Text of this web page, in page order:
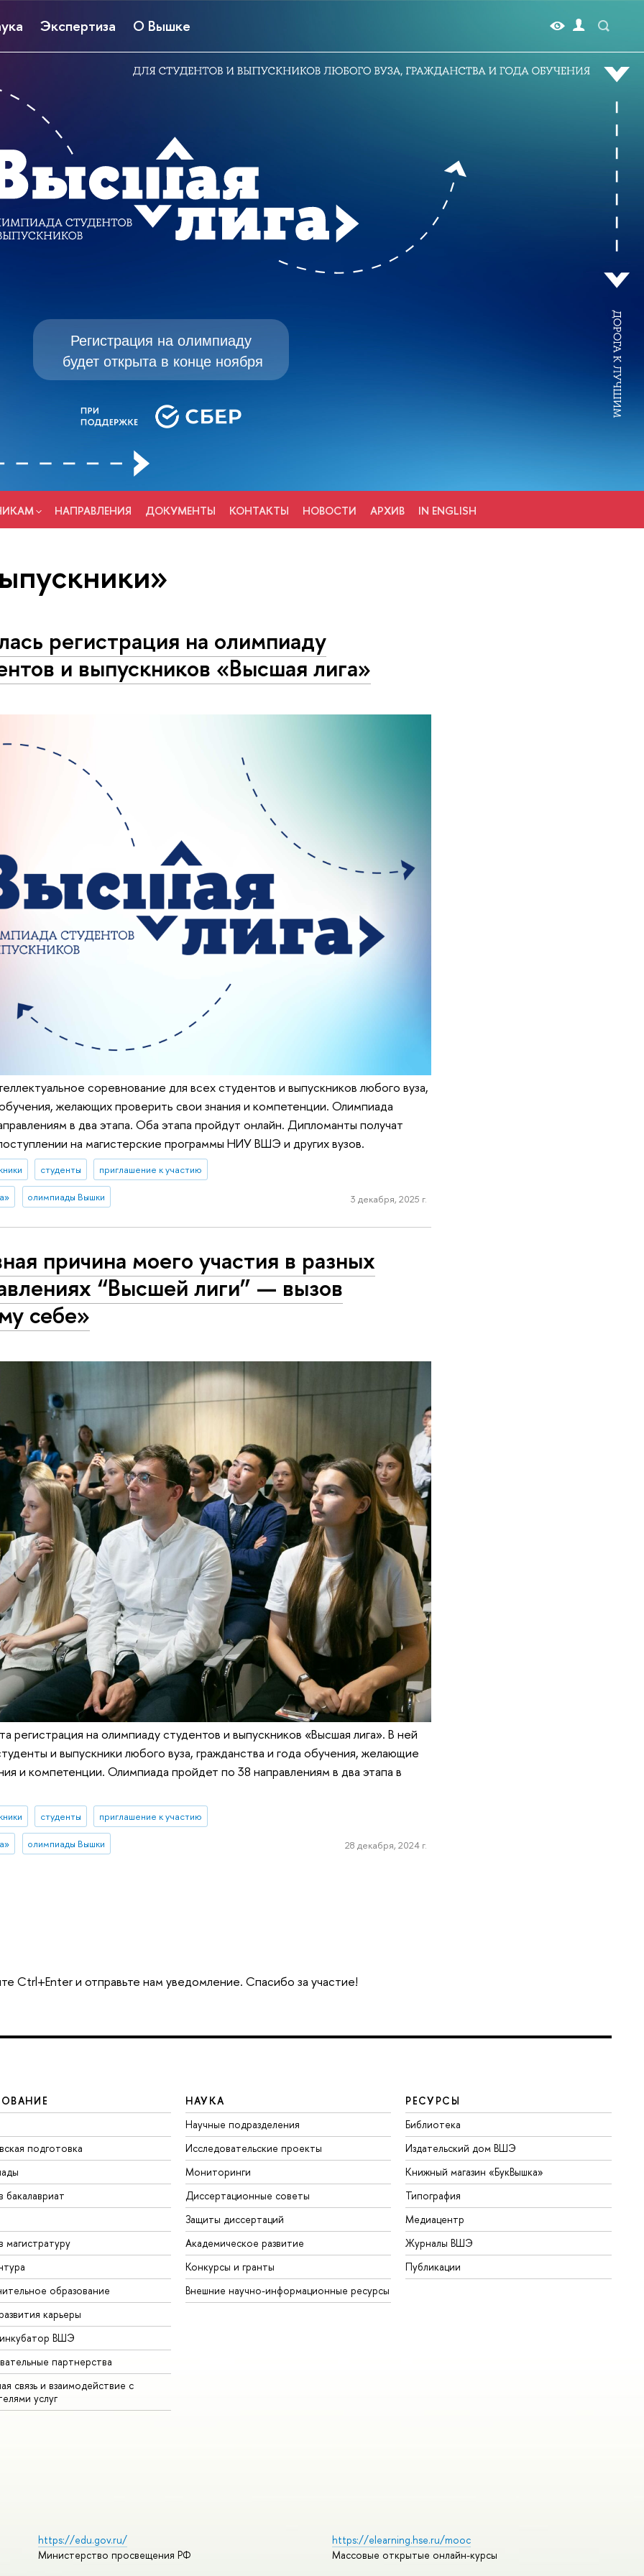
Экспертиза О Вышке
Регистрация на олимпиаду
будет открыта в конце ноября
НАПРАВЛЕНИЯ ДОКУМЕНТЫ КОНТАКТЫ НОВОСТИ АРХИВ IN ENGLISH
регистрация на олимпиаду
и выпускников «Высшая лига»
соревнование для всех студентов и выпускников любого вуза,
желающих проверить свои знания и компетенции. Олимпиада
в два этапа. Оба этапа пройдут онлайн. Дипломанты получат
на магистерские программы НИУ ВШЭ и других вузов.
студенты приглашение к участию
олимпиады Вышки 3 декабря, 2025 г.
причина моего участия в разных
“Высшей лиги” — вызов
себе»
регистрация на олимпиаду студентов и выпускников «Высшая лига». В ней
и выпускники любого вуза, гражданства и года обучения, желающие
и компетенции. Олимпиада пройдет по 38 направлениям в два этапа в
студенты приглашение к участию
олимпиады Вышки 28 декабря, 2024 г.
Ctrl+Enter и отправьте нам уведомление. Спасибо за участие!
подготовка
бакалавриат
магистратуру
образование
карьеры
ВШЭ
партнерства
связь и взаимодействие с
услуг
НАУКА
Научные подразделения
Исследовательские проекты
Мониторинги
Диссертационные советы
Защиты диссертаций
Академическое развитие
Конкурсы и гранты
Внешние научно-информационные ресурсы
РЕСУРСЫ
Библиотека
Издательский дом ВШЭ
Книжный магазин «БукВышка»
Типография
Медиацентр
Журналы ВШЭ
Публикации
https://edu.gov.ru/
Министерство просвещения РФ
https://elearning.hse.ru/mooc
Массовые открытые онлайн-курсы